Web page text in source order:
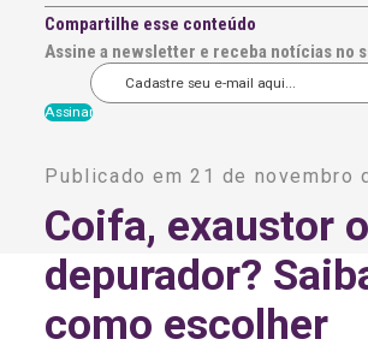
Compartilhe esse conteúdo
Assine a newsletter e receba notícias no
t
r
n
t
v
Publicado em 21 de novembro
Coifa, exaustor
depurador?
como escolher